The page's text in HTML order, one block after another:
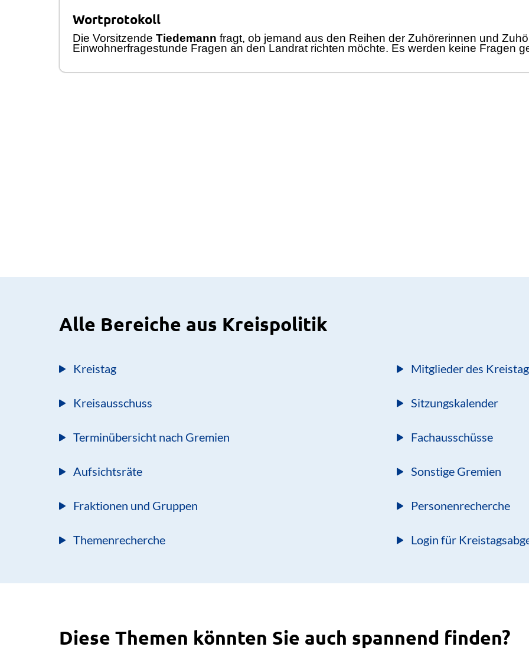
Wortprotokoll
Die Vorsitzende Tiedemann fragt, ob jemand aus den Reihen der Zuhörerinnen und Zuhö
Einwohnerfragestunde Fragen an den Landrat richten möchte. Es werden keine Fragen
Alle Bereiche aus Kreispolitik
Kreistag Mitglieder des
Kreisausschuss Sitzungskalender
Terminübersicht nach Gremien Fachausschüsse
Aufsichtsräte Sonstige Gremien
Fraktionen und Gruppen Personenrecherche
Themenrecherche Login für
Diese Themen könnten Sie auch spannend finden?